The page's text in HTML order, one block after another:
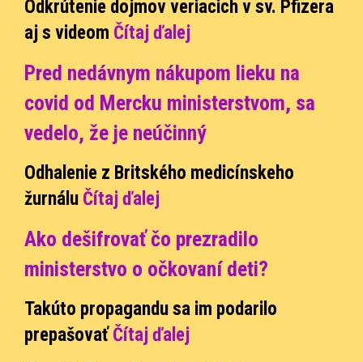
Odkrútenie dojmov veriacich v sv. Pfizera
aj s videom Čítaj ďalej
Pred nedávnym nákupom lieku na
covid od Mercku ministerstvom, sa
vedelo, že je neúčinný
Odhalenie z Britského medicínskeho
žurnálu Čítaj ďalej
Ako dešifrovať čo prezradilo
ministerstvo o očkovaní deti?
Takúto propagandu sa im podarilo
prepašovať Čítaj ďalej